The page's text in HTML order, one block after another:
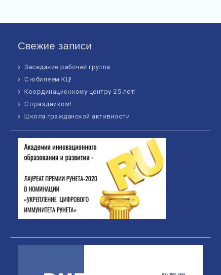
Свежие записи
Заседание рабочей группа
С юбилеем КЦ!
Координационному центру-25 лет!
С праздником!
Школа гражданской активности